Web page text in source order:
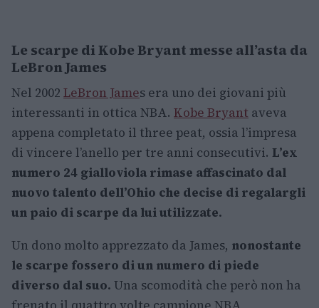
Le scarpe di Kobe Bryant messe all’asta da
LeBron James
Nel 2002 LeBron James era uno dei giovani più
interessanti in ottica NBA. Kobe Bryant aveva
appena completato il three peat, ossia l’impresa
di vincere l’anello per tre anni consecutivi. L’ex
numero 24 gialloviola rimase affascinato dal
nuovo talento dell’Ohio che decise di regalargli
un paio di scarpe da lui utilizzate.
Un dono molto apprezzato da James, nonostante
le scarpe fossero di un numero di piede
diverso dal suo. Una scomodità che però non ha